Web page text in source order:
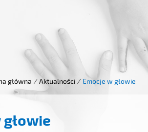
główna / Aktualności / Emocje w głowie